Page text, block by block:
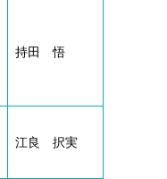
持田 悟
江良 択実